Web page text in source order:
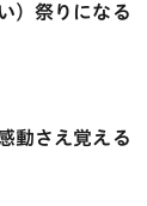
）祭りになる
動さえ覚える